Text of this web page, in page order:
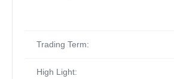
Trading Term:
High Light: